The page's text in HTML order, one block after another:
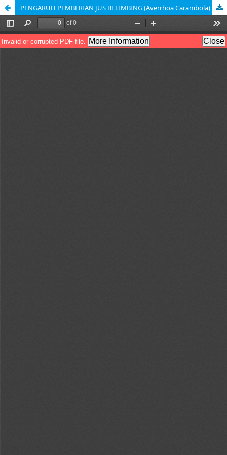
PENGARUH PEMBERIAN JUS BELIMBING (Averrhoa Carambola) DAN BUAH NAGA (Hylocereus Undatus) TERHADAP TEKANAN DARAH PADA PASIEN HIPERTENSI DI RUANG INTERNE RSUD PADANG PANJANG TAHUN 2017